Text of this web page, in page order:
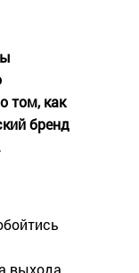
том, как
бренд